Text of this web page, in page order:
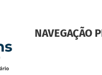
NAVEGAÇÃO